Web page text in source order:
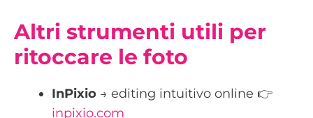
Altri strumenti utili per
ritoccare le foto
InPixio → editing intuitivo online 👉
inpixio.com